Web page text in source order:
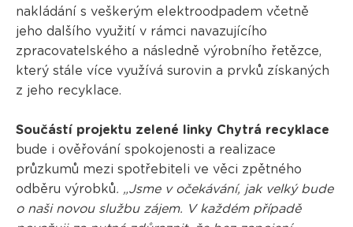
nakládání s veškerým elektroodpadem včetně
jeho dalšího využití v rámci navazujícího
zpracovatelského a následně výrobního řetězce,
který stále více využívá surovin a prvků získaných
z jeho recyklace.
Součástí projektu zelené linky Chytrá recyklace
bude i ověřování spokojenosti a realizace
průzkumů mezi spotřebiteli ve věci zpětného
odběru výrobků. „Jsme v očekávání, jak velký bude
o naši novou službu zájem. V každém případě